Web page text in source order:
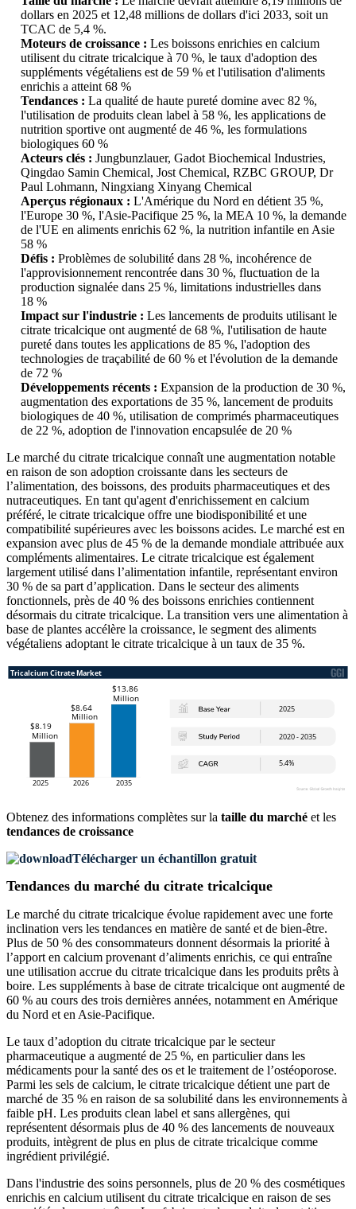
dollars en 2025 et 12,48 millions de dollars d'ici 2033, soit un
TCAC de 5,4 %.
Moteurs de croissance : Les boissons enrichies en calcium
utilisent du citrate tricalcique à 70 %, le taux d'adoption des
suppléments végétaliens est de 59 % et l'utilisation d'aliments
enrichis a atteint 68 %
Tendances : La qualité de haute pureté domine avec 82 %,
l'utilisation de produits clean label à 58 %, les applications de
nutrition sportive ont augmenté de 46 %, les formulations
biologiques 60 %
Acteurs clés : Jungbunzlauer, Gadot Biochemical Industries,
Qingdao Samin Chemical, Jost Chemical, RZBC GROUP, Dr
Paul Lohmann, Ningxiang Xinyang Chemical
Aperçus régionaux : L'Amérique du Nord en détient 35 %,
l'Europe 30 %, l'Asie-Pacifique 25 %, la MEA 10 %, la demande
de l'UE en aliments enrichis 62 %, la nutrition infantile en Asie
58 %
Défis : Problèmes de solubilité dans 28 %, incohérence de
l'approvisionnement rencontrée dans 30 %, fluctuation de la
production signalée dans 25 %, limitations industrielles dans
18 %
Impact sur l'industrie : Les lancements de produits utilisant le
citrate tricalcique ont augmenté de 68 %, l'utilisation de haute
pureté dans toutes les applications de 85 %, l'adoption des
technologies de traçabilité de 60 % et l'évolution de la demande
de 72 %
Développements récents : Expansion de la production de 30 %,
augmentation des exportations de 35 %, lancement de produits
biologiques de 40 %, utilisation de comprimés pharmaceutiques
de 22 %, adoption de l'innovation encapsulée de 20 %
Le marché du citrate tricalcique connaît une augmentation notable
en raison de son adoption croissante dans les secteurs de
l’alimentation, des boissons, des produits pharmaceutiques et des
nutraceutiques. En tant qu'agent d'enrichissement en calcium
préféré, le citrate tricalcique offre une biodisponibilité et une
compatibilité supérieures avec les boissons acides. Le marché est en
expansion avec plus de 45 % de la demande mondiale attribuée aux
compléments alimentaires. Le citrate tricalcique est également
largement utilisé dans l’alimentation infantile, représentant environ
30 % de sa part d’application. Dans le secteur des aliments
fonctionnels, près de 40 % des boissons enrichies contiennent
désormais du citrate tricalcique. La transition vers une alimentation à
base de plantes accélère la croissance, le segment des aliments
végétaliens adoptant le citrate tricalcique à un taux de 35 %.
Obtenez des informations complètes sur la taille du marché et les
tendances de croissance
Télécharger un échantillon gratuit
Tendances du marché du citrate tricalcique
Le marché du citrate tricalcique évolue rapidement avec une forte
inclination vers les tendances en matière de santé et de bien-être.
Plus de 50 % des consommateurs donnent désormais la priorité à
l’apport en calcium provenant d’aliments enrichis, ce qui entraîne
une utilisation accrue du citrate tricalcique dans les produits prêts à
boire. Les suppléments à base de citrate tricalcique ont augmenté de
60 % au cours des trois dernières années, notamment en Amérique
du Nord et en Asie-Pacifique.
Le taux d’adoption du citrate tricalcique par le secteur
pharmaceutique a augmenté de 25 %, en particulier dans les
médicaments pour la santé des os et le traitement de l’ostéoporose.
Parmi les sels de calcium, le citrate tricalcique détient une part de
marché de 35 % en raison de sa solubilité dans les environnements à
faible pH. Les produits clean label et sans allergènes, qui
représentent désormais plus de 40 % des lancements de nouveaux
produits, intègrent de plus en plus de citrate tricalcique comme
ingrédient privilégié.
Dans l'industrie des soins personnels, plus de 20 % des cosmétiques
enrichis en calcium utilisent du citrate tricalcique en raison de ses